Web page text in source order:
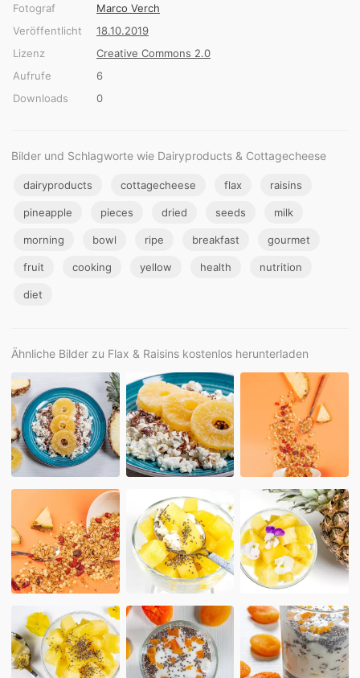
Fotograf
Marco Verch
Veröffentlicht
18.10.2019
Lizenz
Creative Commons 2.0
Aufrufe
6
Downloads
0
Bilder und Schlagworte wie Dairyproducts & Cottagecheese
dairyproducts cottagecheese flax raisins
pineapple pieces dried seeds milk
morning bowl ripe breakfast gourmet
fruit cooking yellow health nutrition
diet
Ähnliche Bilder zu Flax & Raisins kostenlos herunterladen